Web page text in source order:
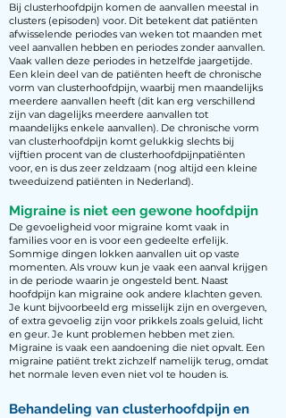
Bij clusterhoofdpijn komen de aanvallen meestal in
clusters (episoden) voor. Dit betekent dat patiënten
afwisselende periodes van weken tot maanden met
veel aanvallen hebben en periodes zonder aanvallen.
Vaak vallen deze periodes in hetzelfde jaargetijde.
Een klein deel van de patiënten heeft de chronische
vorm van clusterhoofdpijn, waarbij men maandelijks
meerdere aanvallen heeft (dit kan erg verschillend
zijn van dagelijks meerdere aanvallen tot
maandelijks enkele aanvallen). De chronische vorm
van clusterhoofdpijn komt gelukkig slechts bij
vijftien procent van de clusterhoofdpijnpatiënten
voor, en is dus zeer zeldzaam (nog altijd een kleine
tweeduizend patiënten in Nederland).
Migraine is niet een gewone hoofdpijn
De gevoeligheid voor migraine komt vaak in
families voor en is voor een gedeelte erfelijk.
Sommige dingen lokken aanvallen uit op vaste
momenten. Als vrouw kun je vaak een aanval krijgen
in de periode waarin je ongesteld bent. Naast
hoofdpijn kan migraine ook andere klachten geven.
Je kunt bijvoorbeeld erg misselijk zijn en overgeven,
of extra gevoelig zijn voor prikkels zoals geluid, licht
en geur. Je kunt problemen hebben met zien.
Migraine is vaak een aandoening die niet opvalt. Een
migraine patiënt trekt zichzelf namelijk terug, omdat
het normale leven even niet vol te houden is.
Behandeling van clusterhoofdpijn en